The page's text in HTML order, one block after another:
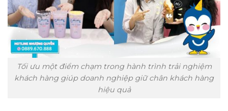
Tối ưu một điểm chạm trong hành trình trải nghiệm
khách hàng giúp doanh nghiệp giữ chân khách hàng
hiệu quả